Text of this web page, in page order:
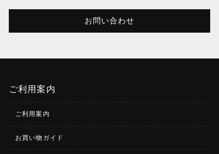
お問い合わせ
ご利用案内
ご利用案内
お買い物ガイド